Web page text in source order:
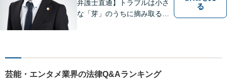
弁護士直通】トラブルは小さ
な「芽」のうちに摘み取るこ
る
芸能・エンタメ業界の法律Q&Aランキング